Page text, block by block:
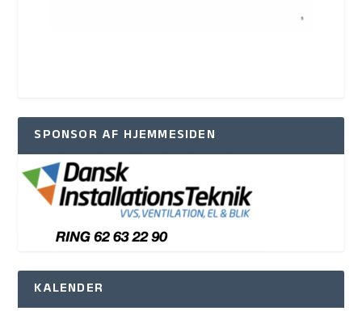
SPONSOR AF HJEMMESIDEN
KALENDER